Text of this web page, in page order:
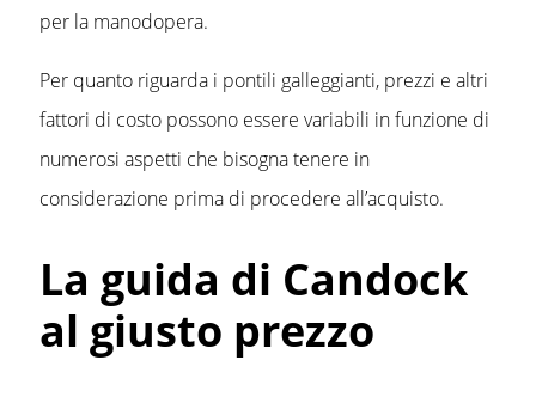
per la manodopera.
Per quanto riguarda i pontili galleggianti, prezzi e altri
fattori di costo possono essere variabili in funzione di
numerosi aspetti che bisogna tenere in
considerazione prima di procedere all’acquisto.
La guida di Candock
al giusto prezzo